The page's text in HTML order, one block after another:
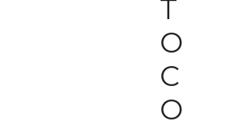
T
O
C
O